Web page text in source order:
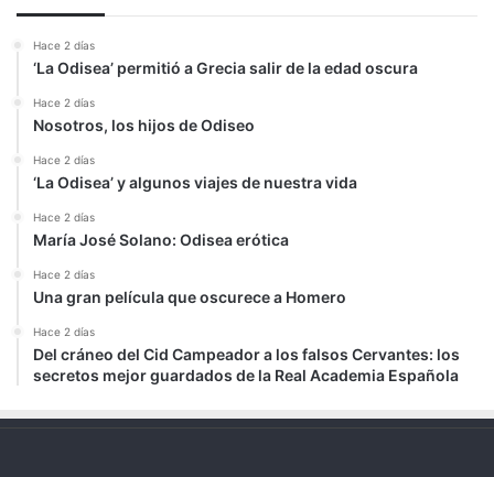
Hace 2 días
‘La Odisea’ permitió a Grecia salir de la edad oscura
Hace 2 días
Nosotros, los hijos de Odiseo
Hace 2 días
‘La Odisea’ y algunos viajes de nuestra vida
Hace 2 días
María José Solano: Odisea erótica
Hace 2 días
Una gran película que oscurece a Homero
Hace 2 días
Del cráneo del Cid Campeador a los falsos Cervantes: los
secretos mejor guardados de la Real Academia Española